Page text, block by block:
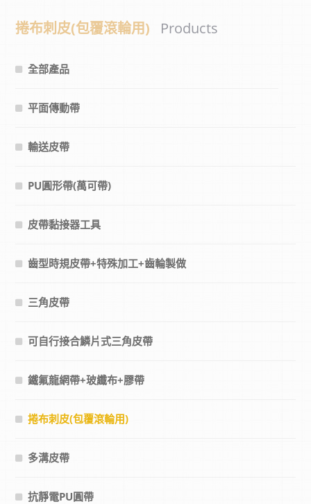
捲布刺皮(包覆滾輪用) Products
全部產品
平面傳動帶
輸送皮帶
PU圓形帶(萬可帶)
皮帶黏接器工具
齒型時規皮帶+特殊加工+齒輪製做
三角皮帶
可自行接合鱗片式三角皮帶
鐵氟龍網帶+玻纖布+膠帶
捲布刺皮(包覆滾輪用)
多溝皮帶
抗靜電PU圓帶